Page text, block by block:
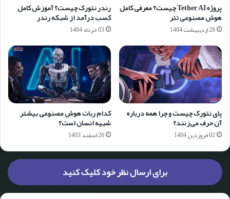
پروژه Tether AI چیست؟ معرفی کامل
هوش مصنوعی تتر
28 اردیبهشت 1404
رندر نتورک چیست؟ آموزش کامل
کسب درآمد از شبکه رندر
03 خرداد 1404
پای نتورک چیست و چرا همه درباره
آن حرف می‌زنند؟
02 فروردین 1404
کدام ربات هوش مصنوعی بیشتر
شبیه انسان است؟
26 اسفند 1403
برای ارسال نظر خود کلیک کنید